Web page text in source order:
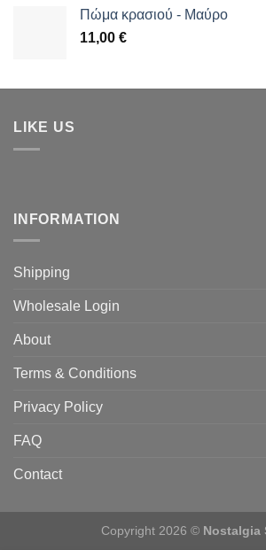
Πώμα κρασιού - Μαύρο
11,00 €
LIKE US
INFORMATION
Shipping
Wholesale Login
About
Terms & Conditions
Privacy Policy
FAQ
Contact
Copyright 2026 © Nostalgia